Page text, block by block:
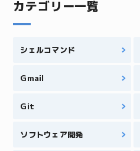
カテゴリー一覧
シェルコマンド
Gmail
Git
ソフトウェア開発